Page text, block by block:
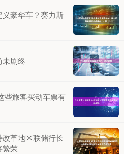
豪华车？赛力斯
剧终
些旅客买动车票有
革地区联储行长
繁荣